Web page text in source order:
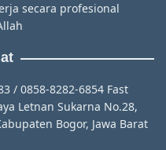
secara profesional
/ 0858-8282-6854 Fast
Letnan Sukarna No.28,
Bogor, Jawa Barat